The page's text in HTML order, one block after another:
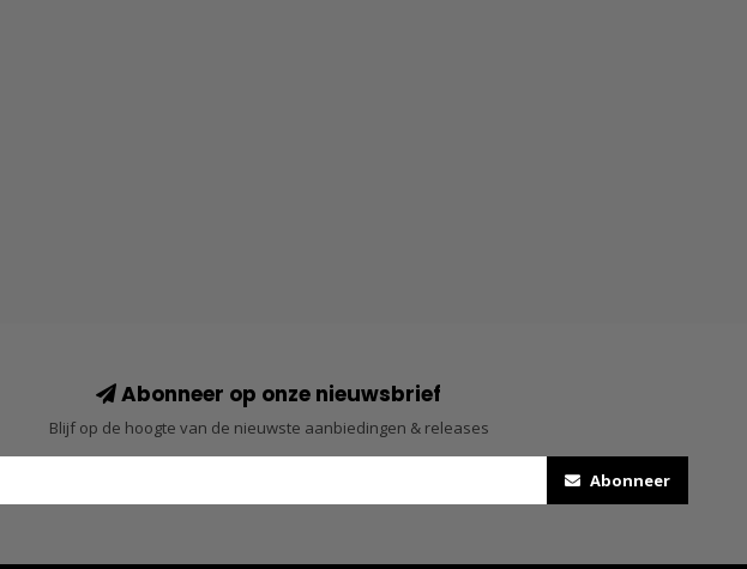
Abonneer op onze nieuwsbrief
Blijf op de hoogte van de nieuwste aanbiedingen & releases
Abonneer